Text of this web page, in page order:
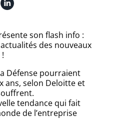
son flash info :
des nouveaux
Défense pourraient
ans, selon Deloitte et
tendance qui fait
de l’entreprise